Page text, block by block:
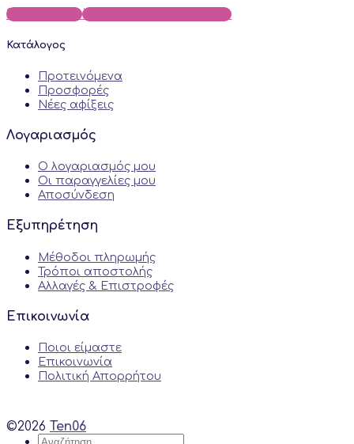
25410-22018 info@sofi-kokkinidis.gr
Κατάλογος
Προτεινόμενα
Προσφορές
Νέες αφίξεις
Λογαριασμός
Ο λογαριασμός μου
Οι παραγγελίες μου
Αποσύνδεση
Εξυπηρέτηση
Μέθοδοι πληρωμής
Τρόποι αποστολής
Αλλαγές & Επιστροφές
Επικοινωνία
Ποιοι είμαστε
Επικοινωνία
Πολιτική Απορρήτου
©2026 Ten06
Αναζήτηση